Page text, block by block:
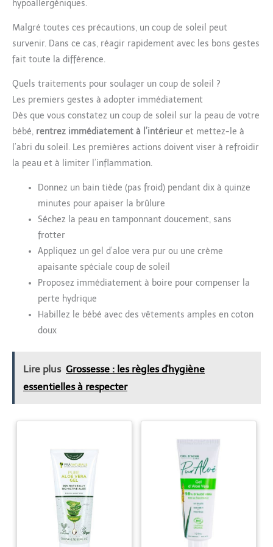
séparé, en plus d'être accroché à la poussette.
hypoallergéniques.
Malgré toutes ces précautions, un coup de soleil peut
survenir. Dans ce cas, réagir rapidement avec les bons gestes
fait toute la différence.
Quels traitements pour soulager un coup de soleil ?
Les premiers gestes à adopter immédiatement
Dès que vous constatez un coup de soleil sur la peau de votre
bébé, rentrez immédiatement à l’intérieur et mettez-le à
l’abri du soleil. Les premières actions doivent viser à refroidir
la peau et à limiter l’inflammation.
Donnez un bain tiède (pas froid) pendant dix à quinze
minutes pour apaiser la brûlure
Séchez la peau en tamponnant doucement, sans
frotter
Appliquez un gel d’aloe vera pur ou une crème
apaisante spéciale coup de soleil
Proposez immédiatement à boire pour compenser la
perte hydrique
Habillez le bébé avec des vêtements amples en coton
doux
Lire plus Grossesse : les règles d'hygiène
essentielles à respecter